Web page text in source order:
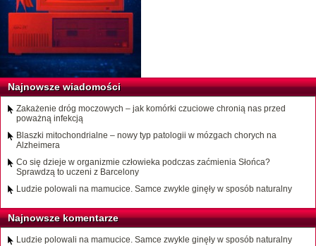
Najnowsze wiadomości
Zakażenie dróg moczowych – jak komórki czuciowe chronią nas przed
poważną infekcją
Blaszki mitochondrialne – nowy typ patologii w mózgach chorych na
Alzheimera
Co się dzieje w organizmie człowieka podczas zaćmienia Słońca?
Sprawdzą to uczeni z Barcelony
Ludzie polowali na mamucice. Samce zwykle ginęły w sposób naturalny
Najnowsze komentarze
Ludzie polowali na mamucice. Samce zwykle ginęły w sposób naturalny